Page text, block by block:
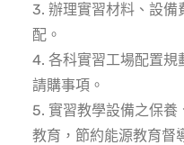
3. 辦理實習材料、設備
配。
4. 各科實習工場配置規
請購事項。
5. 實習教學設備之保養
教育，節約能源教育督